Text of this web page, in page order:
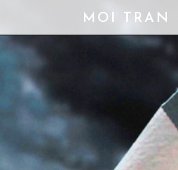
MOI TRAN